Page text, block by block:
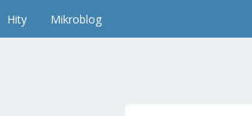
Hity Mikroblog